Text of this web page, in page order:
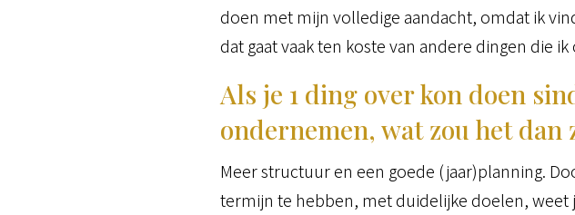
doen met mijn volledige aandacht, omdat ik
dat gaat vaak ten koste van andere dingen die
Als je 1 ding over kon doen
ondernemen, wat zou het dan
Meer structuur en een goede (jaar)planning.
termijn te hebben, met duidelijke doelen,